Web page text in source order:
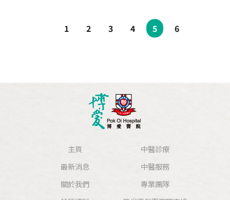
1 2 3 4 5 6
主頁
最新消息
關於我們
中醫診療
中醫服務
專業團隊